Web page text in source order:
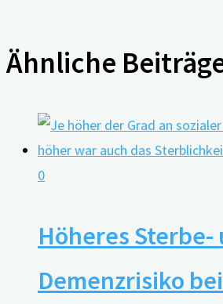
Ähnliche
0
Höheres Sterbe-
Demenzrisiko